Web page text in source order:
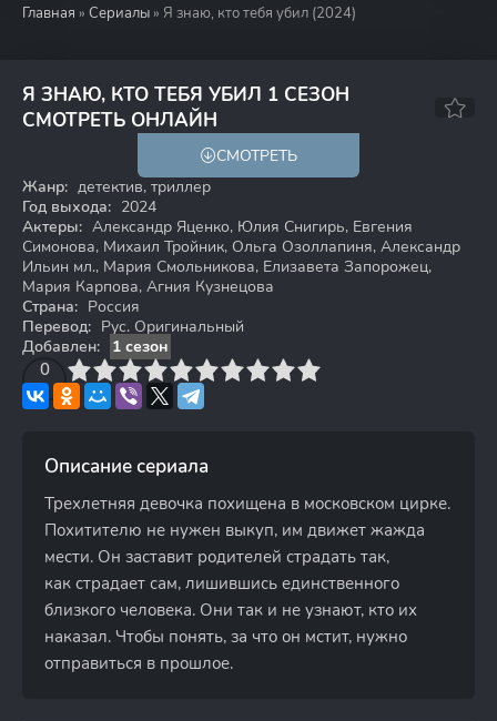
Главная » Сериалы » Я знаю, кто тебя убил (2024)
Я ЗНАЮ, КТО ТЕБЯ УБИЛ 1 СЕЗОН
СМОТРЕТЬ ОНЛАЙН
7.6
СМОТРЕТЬ
Жанр: детектив, триллер
Год выхода: 2024
Актеры: Александр Яценко, Юлия Снигирь, Евгения
Симонова, Михаил Тройник, Ольга Озоллапиня, Александр
Ильин мл., Мария Смольникова, Елизавета Запорожец,
Мария Карпова, Агния Кузнецова
Страна: Россия
Перевод: Рус. Оригинальный
Добавлен:
1 сезон
0
4 6 7 8 9 10
Описание сериала
Трехлетняя девочка похищена в московском цирке.
Похитителю не нужен выкуп, им движет жажда
мести. Он заставит родителей страдать так,
как страдает сам, лишившись единственного
близкого человека. Они так и не узнают, кто их
наказал. Чтобы понять, за что он мстит, нужно
отправиться в прошлое.